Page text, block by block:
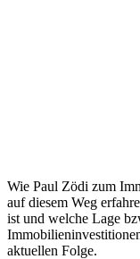
Wie Paul Zödi zum
auf diesem Weg
ist und welche Lage
aktuellen Folge.